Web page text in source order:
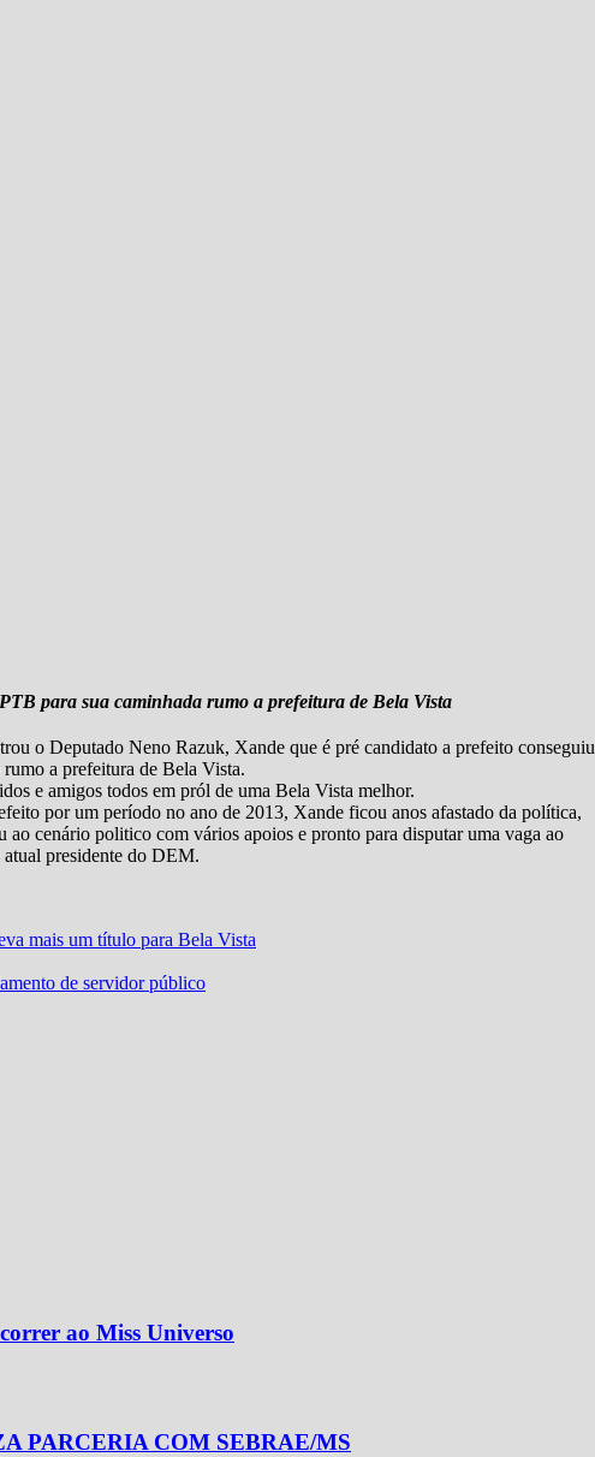
para sua caminhada rumo a prefeitura de Bela Vista
o Deputado Neno Razuk, Xande que é pré candidato a prefeito conseguiu
a prefeitura de Bela Vista.
e amigos todos em pról de uma Bela Vista melhor.
por um período no ano de 2013, Xande ficou anos afastado da política,
cenário politico com vários apoios e pronto para disputar uma vaga ao
presidente do DEM.
mais um título para Bela Vista
de servidor público
ao Miss Universo
PARCERIA COM SEBRAE/MS